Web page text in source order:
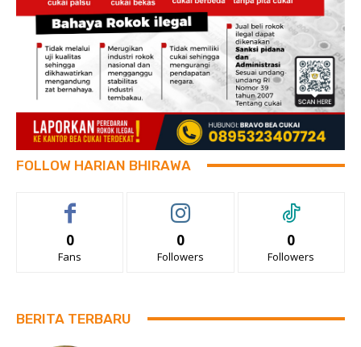
FOLLOW HARIAN BHIRAWA
0
Fans
0
Followers
0
Followers
BERITA TERBARU